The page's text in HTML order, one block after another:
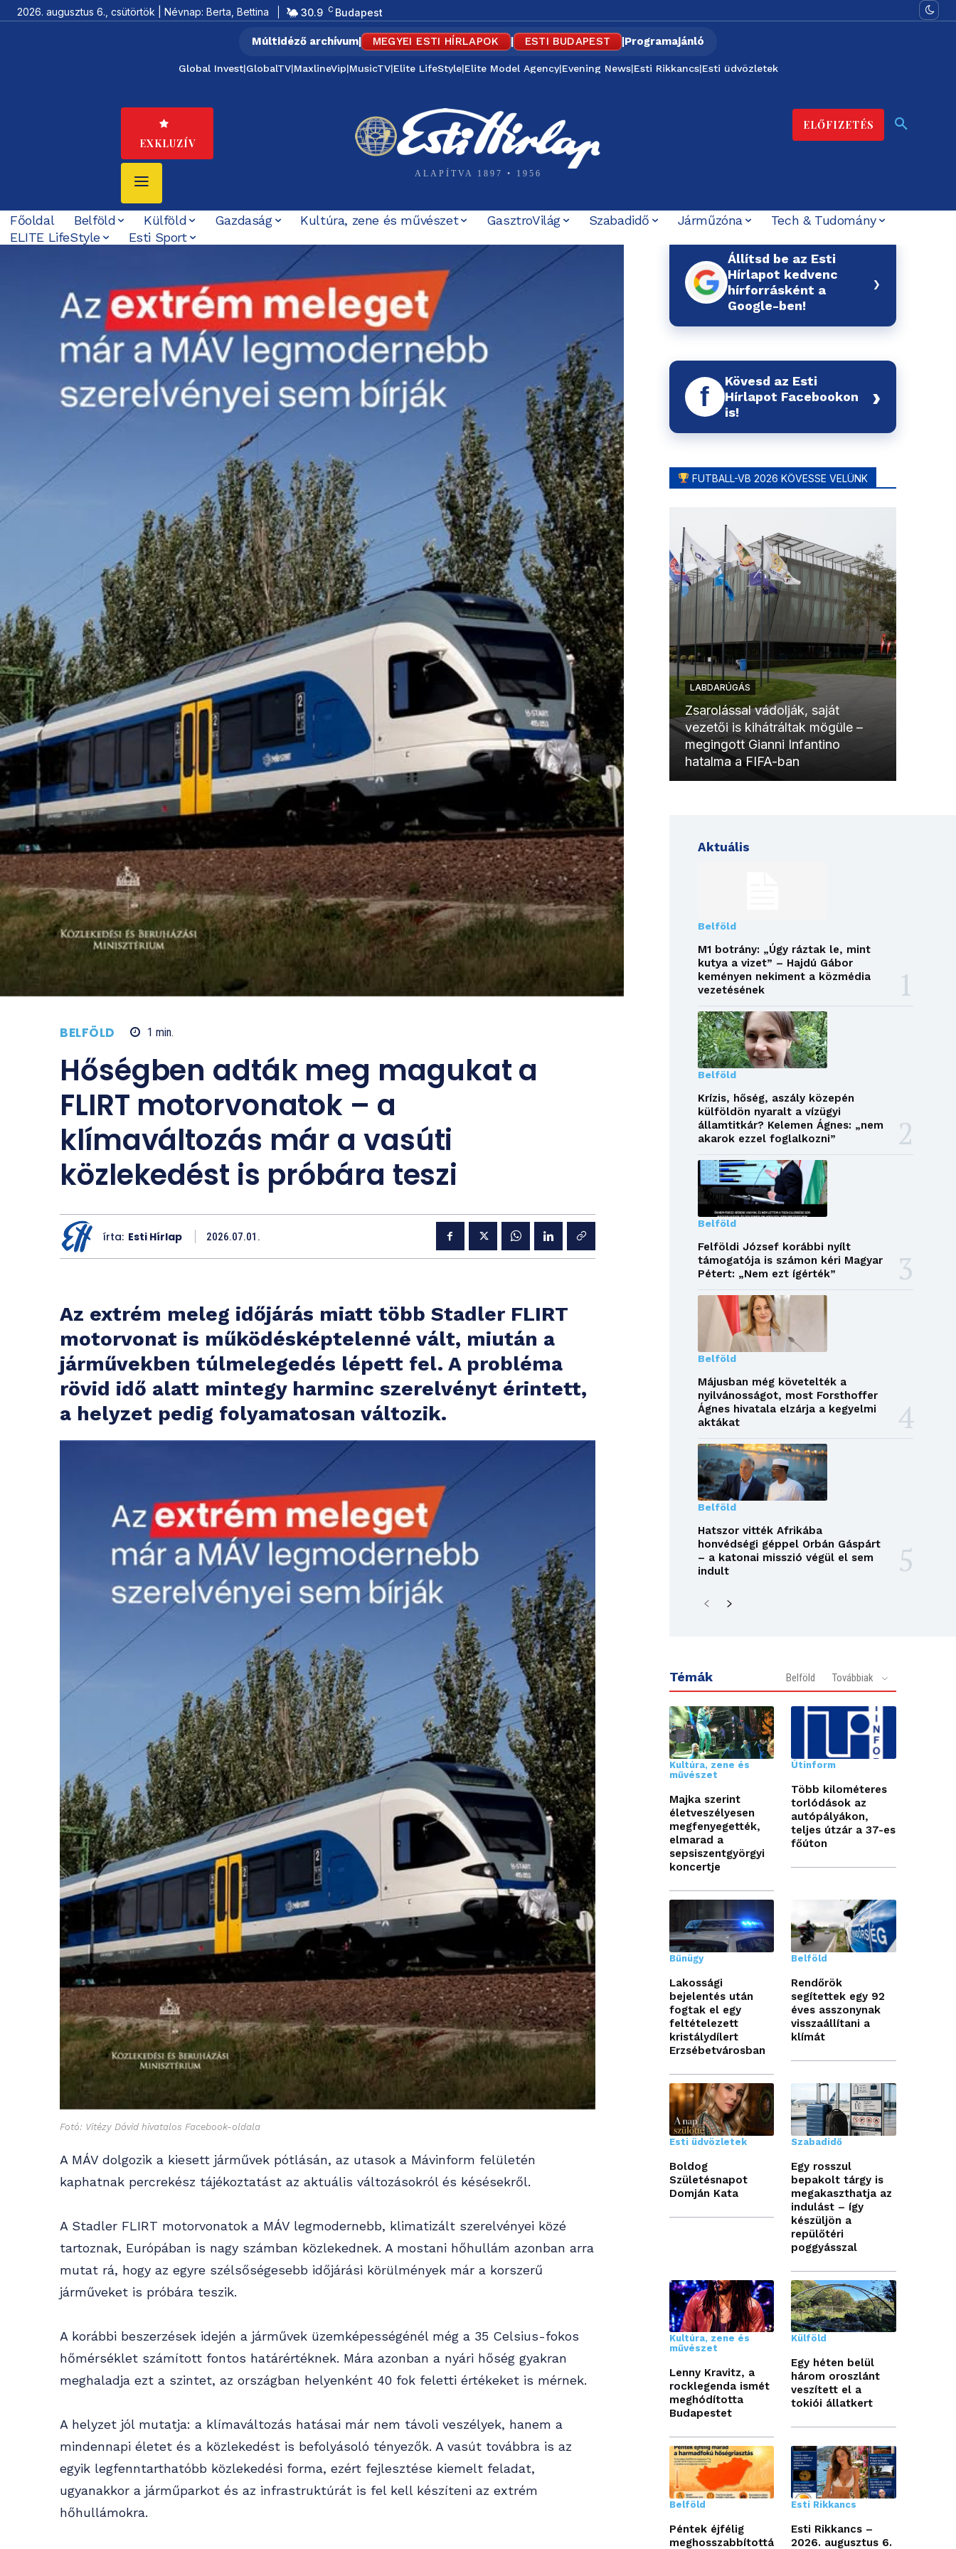
2026. augusztus 6., csütörtök | Névnap: Berta, Bettina 30.9 C Budapest
Múltidéző archívum| MEGYEI ESTI HÍRLAPOK | ESTI BUDAPEST |Programajánló
Global Invest|GlobalTV|MaxlineVip|MusicTV|Elite LifeStyle|Elite Model Agency|Evening News|Esti Rikkancs|Esti üdvözletek
EXKLUZÍV
ALAPÍTVA 1897 • 1956
ELŐFIZETÉS
Főoldal Belföld Külföld Gazdaság Kultúra, zene és művészet GasztroVilág Szabadidő Járműzóna
Tech & Tudomány
ELITE LifeStyle
Esti Sport
BELFÖLD 1 min.
Hőségben adták meg magukat a
FLIRT motorvonatok – a
klímaváltozás már a vasúti
közlekedést is próbára teszi
írta: Esti Hírlap 2026.07.01.
Az extrém meleg időjárás miatt több Stadler FLIRT
motorvonat is működésképtelenné vált, miután a
járművekben túlmelegedés lépett fel. A probléma
rövid idő alatt mintegy harminc szerelvényt érintett,
a helyzet pedig folyamatosan változik.
Fotó: Vitézy Dávid hivatalos Facebook-oldala
A MÁV dolgozik a kiesett járművek pótlásán, az utasok a Mávinform felületén
kaphatnak percrekész tájékoztatást az aktuális változásokról és késésekről.
A Stadler FLIRT motorvonatok a MÁV legmodernebb, klimatizált szerelvényei közé
tartoznak, Európában is nagy számban közlekednek. A mostani hőhullám azonban arra
mutat rá, hogy az egyre szélsőségesebb időjárási körülmények már a korszerű
járműveket is próbára teszik.
A korábbi beszerzések idején a járművek üzemképességénél még a 35 Celsius-fokos
hőmérséklet számított fontos határértéknek. Mára azonban a nyári hőség gyakran
meghaladja ezt a szintet, az országban helyenként 40 fok feletti értékeket is mérnek.
A helyzet jól mutatja: a klímaváltozás hatásai már nem távoli veszélyek, hanem a
mindennapi életet és a közlekedést is befolyásoló tényezők. A vasút továbbra is az
egyik legfenntarthatóbb közlekedési forma, ezért fejlesztése kiemelt feladat,
ugyanakkor a járműparkot és az infrastruktúrát is fel kell készíteni az extrém
hőhullámokra.
Állítsd be az Esti
Hírlapot kedvenc
hírforrásként a
Google-ben!
›
f
Kövesd az Esti
Hírlapot Facebookon
is!
›
FUTBALL-VB 2026 KÖVESSE VELÜNK
LABDARÚGÁS
Zsarolással vádolják, saját
vezetői is kihátráltak mögüle –
megingott Gianni Infantino
hatalma a FIFA-ban
Aktuális
Belföld
M1 botrány: „Úgy ráztak le, mint
kutya a vizet” – Hajdú Gábor
keményen nekiment a közmédia
vezetésének
Belföld
Krízis, hőség, aszály közepén
külföldön nyaralt a vízügyi
államtitkár? Kelemen Ágnes: „nem
akarok ezzel foglalkozni”
Belföld
Felföldi József korábbi nyílt
támogatója is számon kéri Magyar
Pétert: „Nem ezt ígérték”
Belföld
Májusban még követelték a
nyilvánosságot, most Forsthoffer
Ágnes hivatala elzárja a kegyelmi
aktákat
Belföld
Hatszor vitték Afrikába
honvédségi géppel Orbán Gáspárt
– a katonai misszió végül el sem
indult
Témák Belföld Továbbiak
Kultúra, zene és
művészet
Majka szerint
életveszélyesen
megfenyegették,
elmarad a
sepsiszentgyörgyi
koncertje
Útinform
Több kilométeres
torlódások az
autópályákon,
teljes útzár a 37-es
főúton
Bűnügy
Lakossági
bejelentés után
fogtak el egy
feltételezett
kristálydílert
Erzsébetvárosban
Belföld
Rendőrök
segítettek egy 92
éves asszonynak
visszaállítani a
klímát
Esti üdvözletek
Boldog
Születésnapot
Domján Kata
Szabadidő
Egy rosszul
bepakolt tárgy is
megakaszthatja az
indulást – így
készüljön a
repülőtéri
poggyásszal
Kultúra, zene és
művészet
Lenny Kravitz, a
rocklegenda ismét
meghódította
Budapestet
Külföld
Egy héten belül
három oroszlánt
veszített el a
tokiói állatkert
Belföld
Péntek éjfélig
meghosszabbítottá
Esti Rikkancs
Esti Rikkancs –
2026. augusztus 6.